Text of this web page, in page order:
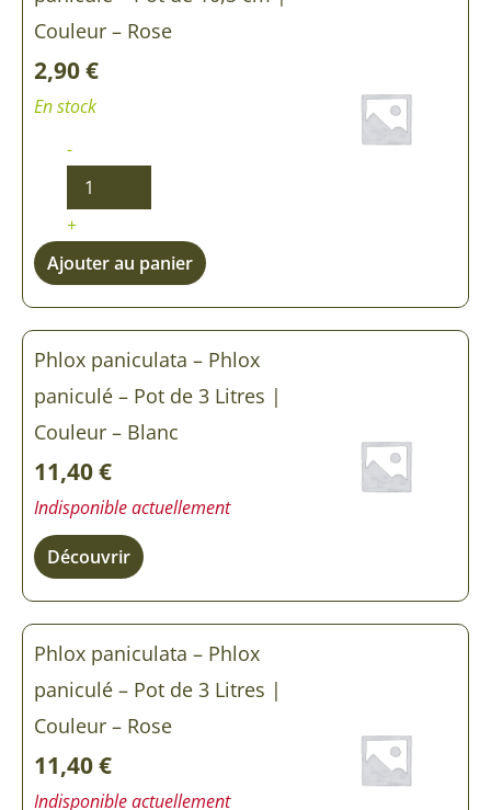
Couleur – Rose
2,90€
En stock
-
+
Ajouter au panier
Phlox paniculata – Phlox
paniculé – Pot de 3 Litres |
Couleur – Blanc
11,40€
Indisponible actuellement
Découvrir
Phlox paniculata – Phlox
paniculé – Pot de 3 Litres |
Couleur – Rose
11,40€
Indisponible actuellement